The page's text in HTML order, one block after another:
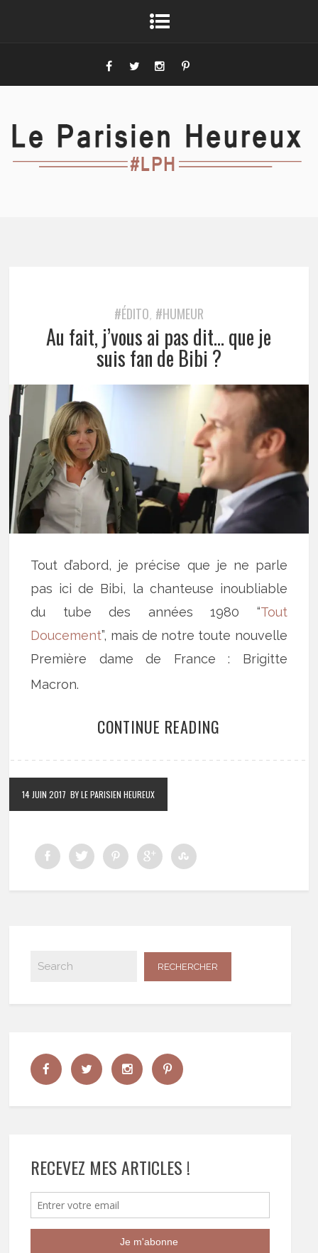
#ÉDITO, #HUMEUR
Au fait, j’vous ai pas dit… que je
suis fan de Bibi ?
Tout d’abord, je précise que je ne parle
pas ici de Bibi, la chanteuse inoubliable
du tube des années 1980 “Tout
Doucement”, mais de notre toute nouvelle
Première dame de France : Brigitte
Macron.
CONTINUE READING
14 JUIN 2017 BY LE PARISIEN HEUREUX
RECEVEZ MES ARTICLES !